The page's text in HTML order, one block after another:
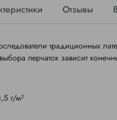
Отзывы
традиционных
перчаток зависит
г/м²